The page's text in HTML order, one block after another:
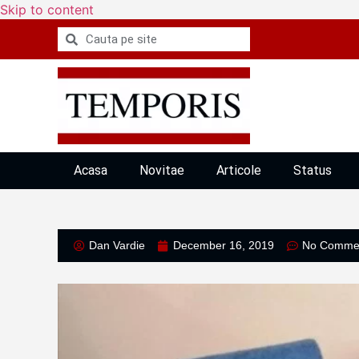
Skip to content
Acasa Novitae Articole Status
Dan Vardie December 16, 2019 No